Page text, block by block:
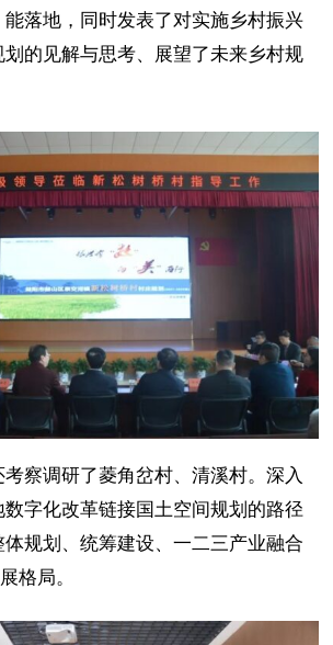
落地，同时发表了对实施乡村振兴
的见解与思考、展望了未来乡村规
察调研了菱角岔村、清溪村。深入
字化改革链接国土空间规划的路径
规划、统筹建设、一二三产业融合
格局。